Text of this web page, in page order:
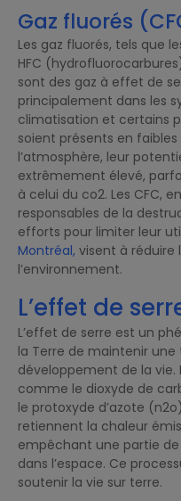
Gaz fluorés
Les gaz fluorés, tels que
HFC
sont des gaz à effet de
principalement dans les
climatisation et certains
soient présents en
l’atmosphère, leur
extrêmement élevé,
à celui du co2. Les CFC,
responsables de la
efforts pour limiter leur
Montréal, visent à
l’environnement.
L’effet de
L’effet de serre est un
la Terre de maintenir
développement de la
comme le dioxyde de
le protoxyde d’azote
retiennent la chaleur
empêchant une partie
dans l’espace. Ce
soutenir la vie sur terre.